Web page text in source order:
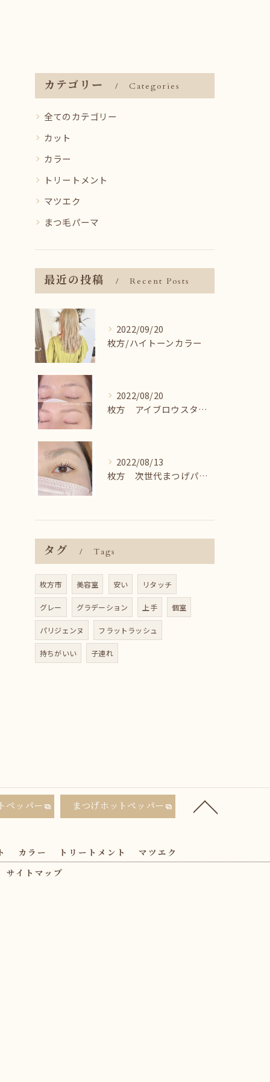
カテゴリー Categories
全てのカテゴリー
カット
カラー
トリートメント
マツエク
まつ毛パーマ
最近の投稿 Recent Posts
2022/09/20
枚方/ハイトーンカラー
2022/08/20
枚方 アイブロウスタイリング＾＾
2022/08/13
枚方 次世代まつげパーマ♪
タグ Tags
枚方市 美容室 安い リタッチ
グレー グラデーション 上手 個室
パリジェンヌ フラットラッシュ
持ちがいい 子連れ
ペッパー まつげホットペッパー
カラー トリートメント
マツエク
サイトマップ